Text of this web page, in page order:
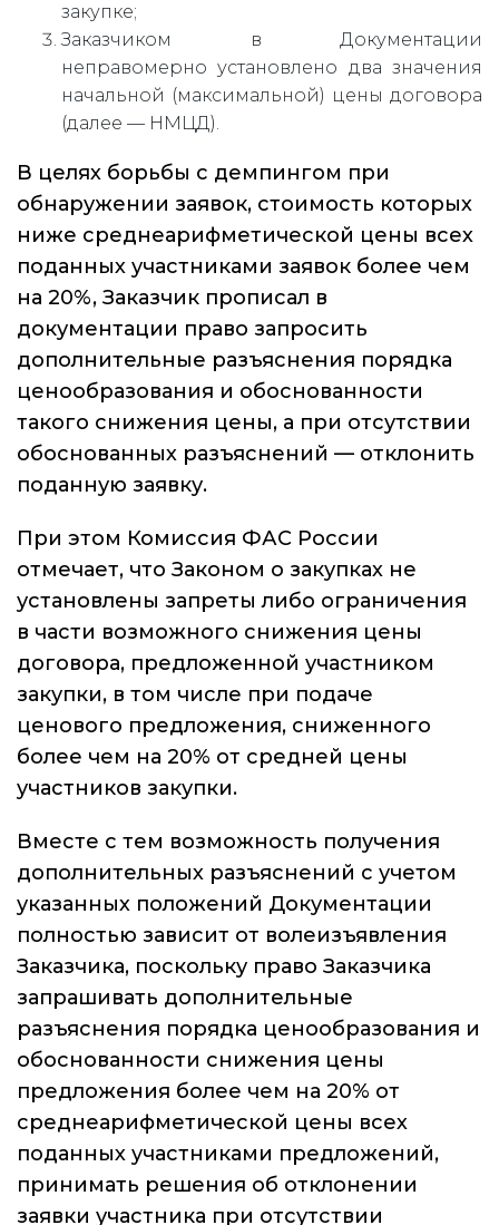
закупке;
Заказчиком в Документации
неправомерно установлено два значения
начальной (максимальной) цены договора
(далее — НМЦД).
В целях борьбы с демпингом при
обнаружении заявок, стоимость которых
ниже среднеарифметической цены всех
поданных участниками заявок более чем
на 20%, Заказчик прописал в
документации право запросить
дополнительные разъяснения порядка
ценообразования и обоснованности
такого снижения цены, а при отсутствии
обоснованных разъяснений — отклонить
поданную заявку.
При этом Комиссия ФАС России
отмечает, что Законом о закупках не
установлены запреты либо ограничения
в части возможного снижения цены
договора, предложенной участником
закупки, в том числе при подаче
ценового предложения, сниженного
более чем на 20% от средней цены
участников закупки.
Вместе с тем возможность получения
дополнительных разъяснений с учетом
указанных положений Документации
полностью зависит от волеизъявления
Заказчика, поскольку право Заказчика
запрашивать дополнительные
разъяснения порядка ценообразования и
обоснованности снижения цены
предложения более чем на 20% от
среднеарифметической цены всех
поданных участниками предложений,
принимать решения об отклонении
заявки участника при отсутствии